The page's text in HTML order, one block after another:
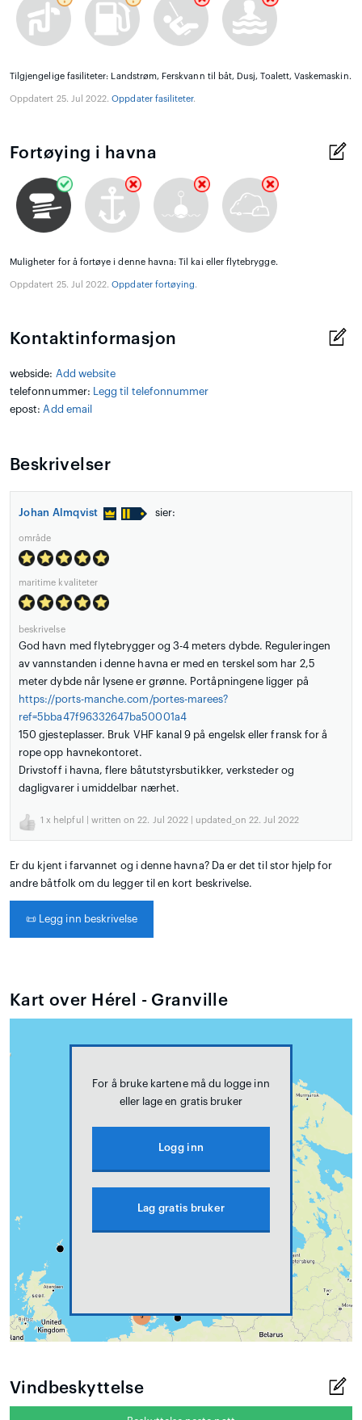
Tilgjengelige fasiliteter: Landstrøm, Ferskvann til båt, Dusj, Toalett, Vaskemaskin.
Oppdatert 25. Jul 2022.Oppdater fasiliteter.
Fortøying i havna
Muligheter for å fortøye i denne havna: Til kai eller flytebrygge.
Oppdatert 25. Jul 2022.Oppdater fortøying.
Kontaktinformasjon
webside: Add website
telefonnummer:
Legg til telefonnummer
epost: Add email
Beskrivelser
Johan Almqvist sier:
område
maritime kvaliteter
beskrivelse
God havn med flytebrygger og 3-4 meters dybde. Reguleringen
av vannstanden i denne havna er med en terskel som har 2,5
meter dybde når lysene er grønne. Portåpningene ligger på
https://ports-manche.com/portes-marees?
ref=5bba47f96332647ba50001a4
150 gjesteplasser. Bruk VHF kanal 9 på engelsk eller fransk for å
rope opp havnekontoret.
Drivstoff i havna, flere båtutstyrsbutikker, verksteder og
dagligvarer i umiddelbar nærhet.
1 x helpful | written on 22. Jul 2022 | updated_on 22. Jul 2022
Er du kjent i farvannet og i denne havna? Da er det til stor hjelp for
andre båtfolk om du legger til en kort beskrivelse.
📜 Legg inn beskrivelse
Kart over Hérel - Granville
For å bruke kartene må du logge inn
eller lage en gratis bruker
Logg inn
Lag gratis bruker
Vindbeskyttelse